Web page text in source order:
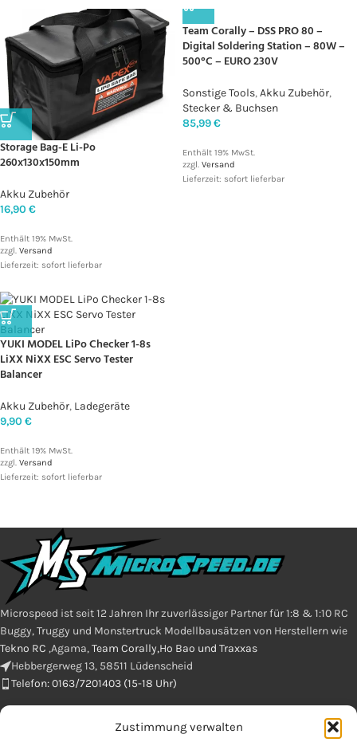
Zustimmung verwalten
Storage Bag-E Li-Po
260x130x150mm
Akku Zubehör
16,90 €
Enthält 19% MwSt.
zzgl. Versand
Lieferzeit: sofort lieferbar
Team Corally – DSS PRO 80 –
Digital Soldering Station – 80W –
500°C – EURO 230V
Sonstige Tools,Akku Zubehör,
Stecker & Buchsen
85,99€
Enthält 19% MwSt.
zzgl. Versand
Lieferzeit: sofort lieferbar
YUKI MODEL LiPo Checker 1-8s
LiXX NiXX ESC Servo Tester
Balancer
Akku Zubehör, Ladegeräte
9,90 €
Enthält 19% MwSt.
zzgl. Versand
Lieferzeit: sofort lieferbar
Microspeed ist seit 12 Jahren Ihr zuverlässiger Partner für 1:8 & 1:10 RC
Buggy, Truggy und Monstertruck Modellbausätzen von Herstellern wie
Tekno RC ,Agama,Team Corally,Ho Bao und Traxxas
Hebbergerweg 13, 58511 Lüdenscheid
Telefon: 0163/7201403 (15-18 Uhr)